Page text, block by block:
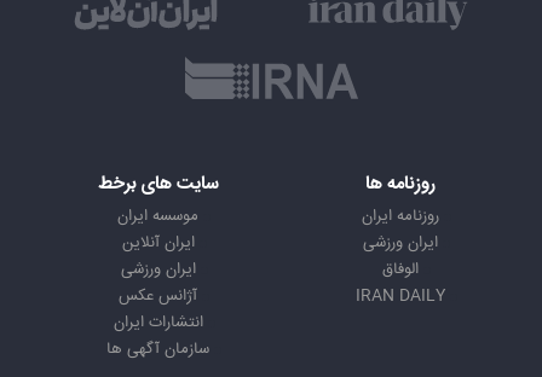
روزنامه ها
روزنامه ایران
ایران ورزشی
الوفاق
IRAN DAILY
سایت های برخط
موسسه ایران
ایران آنلاین
ایران ورزشی
آژانس عکس
انتشارات ایران
سازمان آگهی ها